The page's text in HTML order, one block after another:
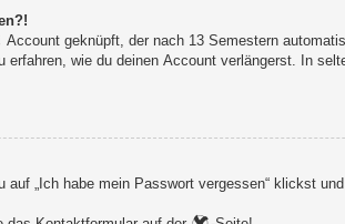
Account geknüpft, der nach 13 Semestern
erfahren, wie du deinen Account verlängerst. In
auf „Ich habe mein Passwort vergessen“ klickst